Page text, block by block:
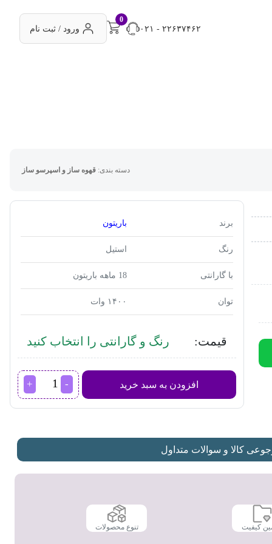
۰۲۱ - ۲۲۶۳۷۴۶۲
0
ورود / ثبت نام
دسته بندی: قهوه ساز و اسپرسو ساز
برند باریتون
رنگ استیل
با گارانتی 18 ماهه باریتون
توان ۱۴۰۰ وات
قیمت: رنگ و گارانتی را انتخاب کنید
افزودن به سبد خرید
اسپرسوساز
باریتون
عدد
کالا و سوالات متداول
کیفیت تنوع محصولات